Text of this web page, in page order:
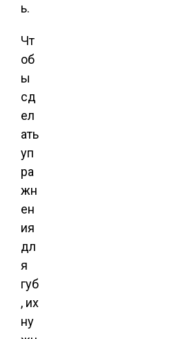
ь.
Чт
об
ы
сд
ел
ать
уп
ра
жн
ен
ия
дл
я
губ
, их
ну